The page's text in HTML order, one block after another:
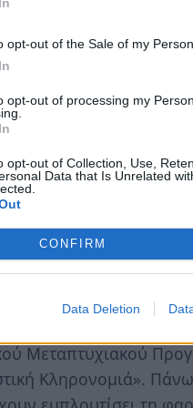
opt-out of the Sale of my
opt-out of processing my
opt-out of Collection, Use,
Data that Is Unrelated
CONFIRM
Data Deletion
του ΙΝΕΒΥΠ υπήρξε
δικό του αποτύπωμα
που ακόμα και
Ακαδημαϊκό κ.
του Πανεπιστημίου
Ινστιτούτου.
επιστήμονες,
φόρτιση, την
φιλοξενούμενο του.
το
ημερίδες,
Μεταπτυχιακού
Κληρονομιά».